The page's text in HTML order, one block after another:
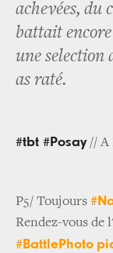
achevées, du
battait
une selection
as raté.
#tbt #Posay// A
P5/ Toujours
Rendez-vous de
#BattlePhoto